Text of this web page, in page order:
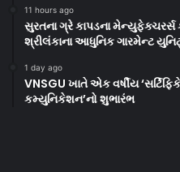
11 hours ago
સુરતના ગ્રે કાપડના
શ્રીલંકાના આધુનિક ગારમેન્ટ
1 day ago
VNSGU ખાતે એક વર્ષીય
કમ્યુનિકેશન’નો શુભારંભ